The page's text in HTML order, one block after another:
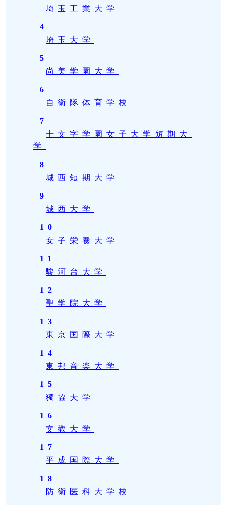
埼玉工業大学
4
埼玉大学
5
尚美学園大学
6
自衛隊体育学校
7
十文字学園女子大学短期大
学
8
城西短期大学
9
城西大学
10
女子栄養大学
11
駿河台大学
12
聖学院大学
13
東京国際大学
14
東邦音楽大学
15
獨協大学
16
文教大学
17
平成国際大学
18
防衛医科大学校